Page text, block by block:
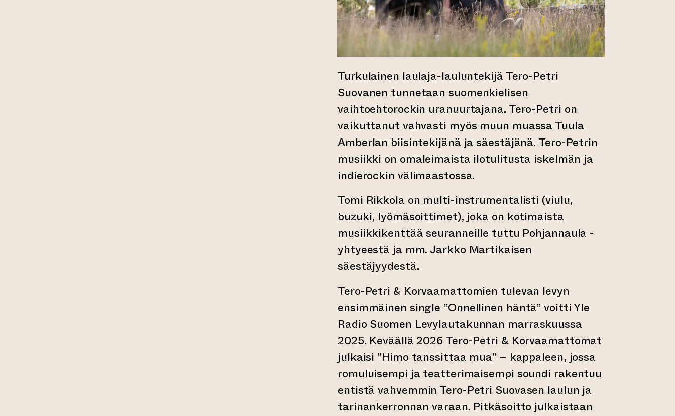
Turkulainen laulaja-lauluntekijä Tero-Petri
Suovanen tunnetaan suomenkielisen
vaihtoehtorockin uranuurtajana. Tero-Petri on
vaikuttanut vahvasti myös muun muassa Tuula
Amberlan biisintekijänä ja säestäjänä. Tero-Petrin
musiikki on omaleimaista ilotulitusta iskelmän ja
indierockin välimaastossa.
Tomi Rikkola on multi-instrumentalisti (viulu,
buzuki, lyömäsoittimet), joka on kotimaista
musiikkikenttää seuranneille tuttu Pohjannaula -
yhtyeestä ja mm. Jarkko Martikaisen
säestäjyydestä.
Tero-Petri & Korvaamattomien tulevan levyn
ensimmäinen single ”Onnellinen häntä” voitti Yle
Radio Suomen Levylautakunnan marraskuussa
2025. Keväällä 2026 Tero-Petri & Korvaamattomat
julkaisi ”Himo tanssittaa mua” – kappaleen, jossa
romuluisempi ja teatterimaisempi soundi rakentuu
entistä vahvemmin Tero-Petri Suovasen laulun ja
tarinankerronnan varaan. Pitkäsoitto julkaistaan